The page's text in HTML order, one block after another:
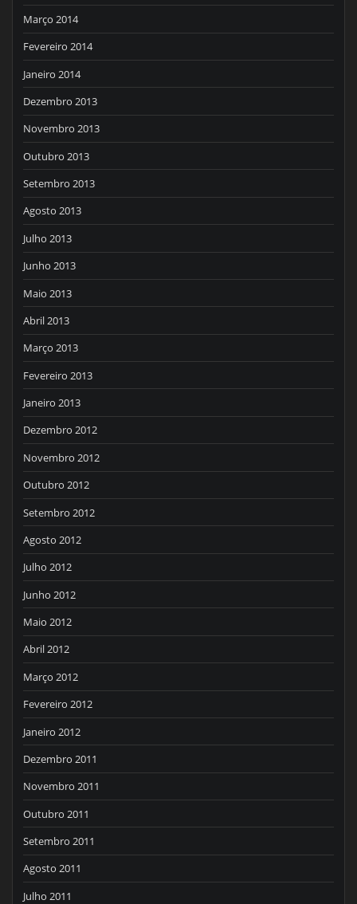
Março 2014
Fevereiro 2014
Janeiro 2014
Dezembro 2013
Novembro 2013
Outubro 2013
Setembro 2013
Agosto 2013
Julho 2013
Junho 2013
Maio 2013
Abril 2013
Março 2013
Fevereiro 2013
Janeiro 2013
Dezembro 2012
Novembro 2012
Outubro 2012
Setembro 2012
Agosto 2012
Julho 2012
Junho 2012
Maio 2012
Abril 2012
Março 2012
Fevereiro 2012
Janeiro 2012
Dezembro 2011
Novembro 2011
Outubro 2011
Setembro 2011
Agosto 2011
Julho 2011